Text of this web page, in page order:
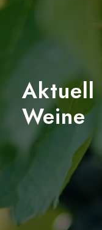
Aktuell
Weine